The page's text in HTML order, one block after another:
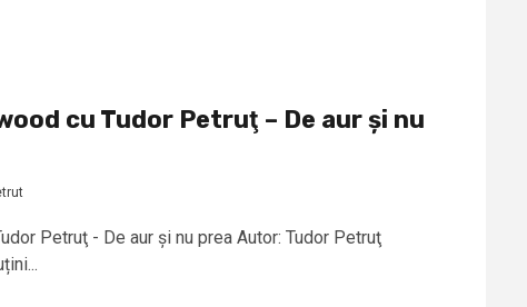
cu Tudor Petruţ – De aur și nu
Petruţ - De aur și nu prea Autor: Tudor Petruţ